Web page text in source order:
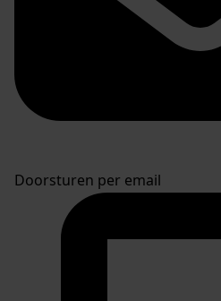
Doorsturen per email